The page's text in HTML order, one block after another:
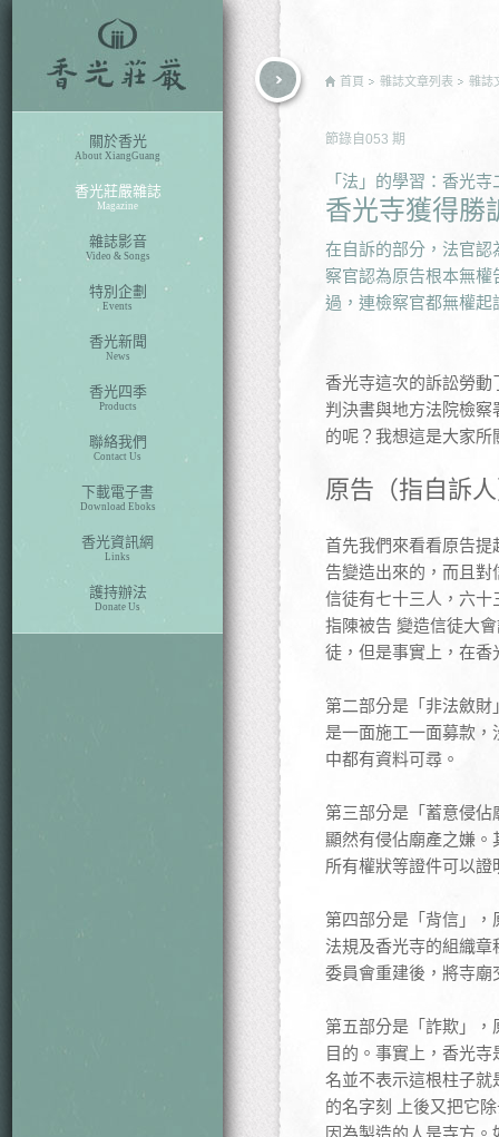
關於香光
About XiangGuang
香光莊嚴雜誌
Magazine
雜誌影音
Video & Songs
特別企劃
Events
香光新聞
News
香光四季
Products
聯絡我們
Contact Us
下載電子書
Download Eboks
香光資訊網
Links
護持辦法
Donate Us
首頁 雜誌文章列表 雜誌
節錄自 053 期
「法」的學習：香光
香光寺獲得勝
在自訴的部分，法官
察官認為原告根本無
過，連檢察官都無權起
香光寺這次的訴訟勞
判決書與地方法院檢
的呢？我想這是大家所
原告（指自訴
首先我們來看看原告
告變造出來的，而且
信徒有七十三人，六
指陳被告 變造信徒大
徒，但是事實上，在
第二部分是「非法斂
是一面施工一面募款
中都有資料可尋。
第三部分是「蓄意侵
顯然有侵佔廟產之嫌
所有權狀等證件可以
第四部分是「背信」
法規及香光寺的組織
委員會重建後，將寺
第五部分是「詐欺」
目的。事實上，香光
名並不表示這根柱子
的名字刻 上後又把它
因為製造的人是寺方